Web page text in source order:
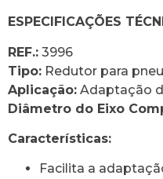
ESPECIFICAÇÕES
REF.: 3996
Tipo: Redutor para
Aplicação: Adaptação
Diâmetro do Eixo
Características:
Facilita a